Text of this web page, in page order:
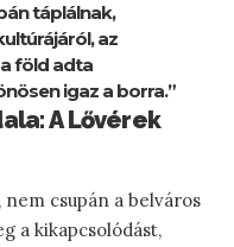
táplálnak,
az
föld adta
igaz a borra.”
A Lővérek
csupán a belváros
a kikapcsolódást,